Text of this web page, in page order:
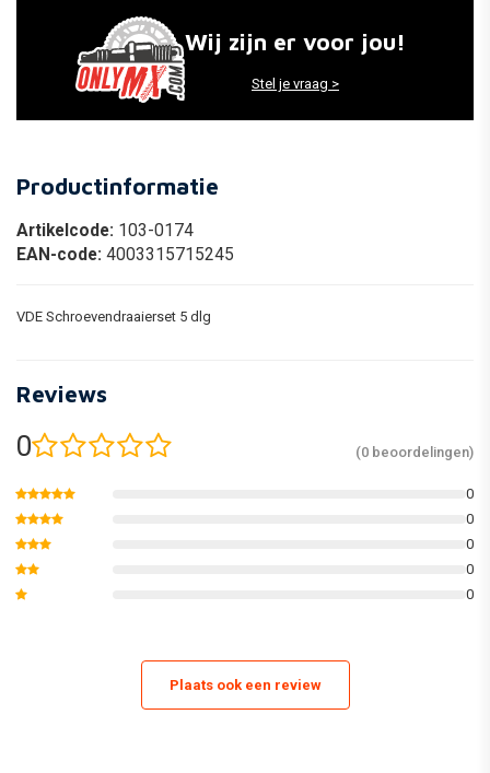
Wij zijn er voor jou!
Stel je vraag >
Productinformatie
Artikelcode: 103-0174
EAN-code: 4003315715245
VDE Schroevendraaierset 5 dlg
Reviews
0 (0 beoordelingen)
0
0
0
0
0
Plaats ook een review